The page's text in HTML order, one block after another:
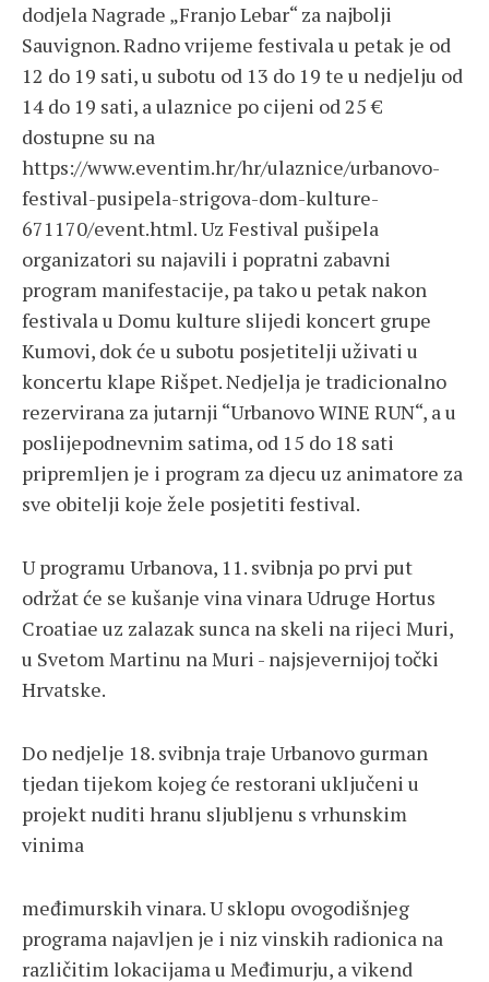
dodjela Nagrade „Franjo Lebar“ za najbolji
Sauvignon. Radno vrijeme festivala u petak je od
12 do 19 sati, u subotu od 13 do 19 te u nedjelju od
14 do 19 sati, a ulaznice po cijeni od 25 €
dostupne su na
https://www.eventim.hr/hr/ulaznice/urbanovo-
festival-pusipela-strigova-dom-kulture-
671170/event.html. Uz Festival pušipela
organizatori su najavili i popratni zabavni
program manifestacije, pa tako u petak nakon
festivala u Domu kulture slijedi koncert grupe
Kumovi, dok će u subotu posjetitelji uživati u
koncertu klape Rišpet. Nedjelja je tradicionalno
rezervirana za jutarnji “Urbanovo WINE RUN“, a u
poslijepodnevnim satima, od 15 do 18 sati
pripremljen je i program za djecu uz animatore za
sve obitelji koje žele posjetiti festival.
U programu Urbanova, 11. svibnja po prvi put
održat će se kušanje vina vinara Udruge Hortus
Croatiae uz zalazak sunca na skeli na rijeci Muri,
u Svetom Martinu na Muri - najsjevernijoj točki
Hrvatske.
Do nedjelje 18. svibnja traje Urbanovo gurman
tjedan tijekom kojeg će restorani uključeni u
projekt nuditi hranu sljubljenu s vrhunskim
vinima
međimurskih vinara. U sklopu ovogodišnjeg
programa najavljen je i niz vinskih radionica na
različitim lokacijama u Međimurju, a vikend